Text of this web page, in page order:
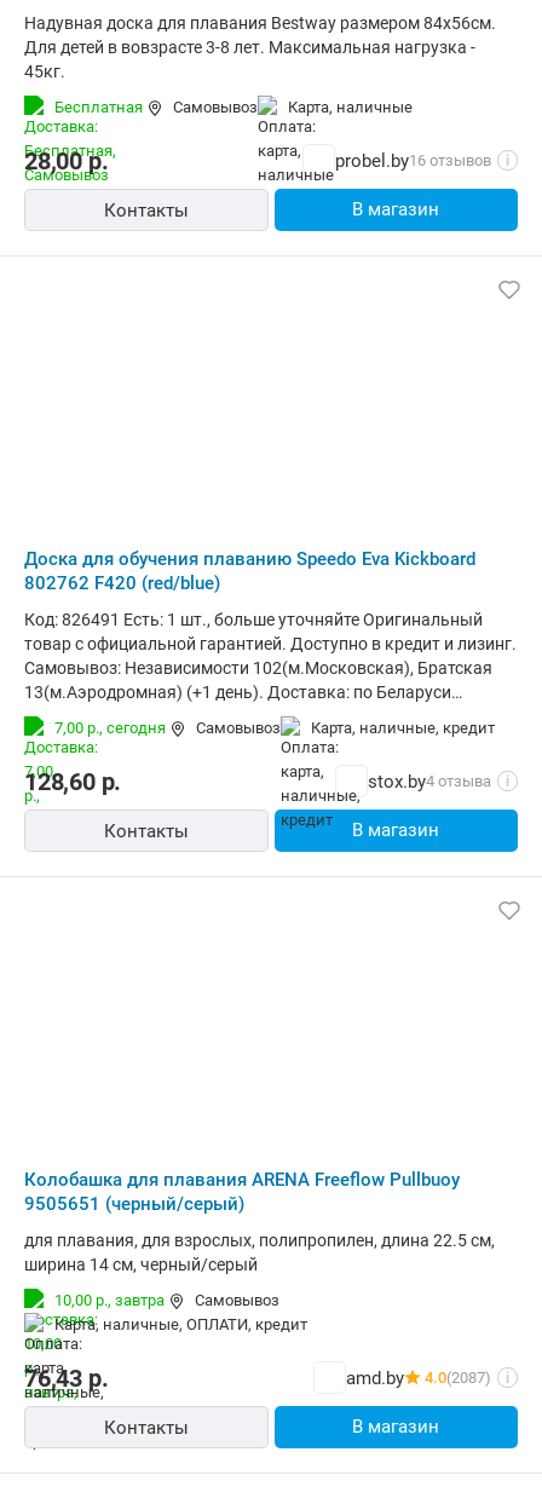
Надувная доска для плавания Bestway размером 84х56см.
Для детей в вовзрасте 3-8 лет. Максимальная нагрузка -
45кг.
Бесплатная Самовывоз карта, наличные
28,00р. probel.by16 отзывов i
Контакты В магазин
Доска для обучения плаванию Speedo Eva Kickboard
802762 F420 (red/blue)
Код: 826491 Есть: 1 шт., больше уточняйте Оригинальный
товар с официальной гарантией. Доступно в кредит и лизинг.
Самовывоз: Независимости 102(м.Московская), Братская
13(м.Аэродромная) (+1 день). Доставка: по Беларуси
курьером (за 1-3 дня) и в отделения Европочты (Минск 1
день, РБ до 4х дней). Корпоративным клиентам: стоимость с
НДС20% (счета от 100руб.)
7,00 р., сегодня Самовывоз карта, наличные, кредит
128,60р. stox.by4 отзыва i
Контакты В магазин
Колобашка для плавания ARENA Freeflow Pullbuoy
9505651 (черный/серый)
для плавания, для взрослых, полипропилен, длина 22.5 см,
ширина 14 см, черный/серый
10,00 р., завтра
Самовывоз
карта, наличные, ОПЛАТИ, кредит
76,43 р. amd.by 4.0(2087) i
Контакты В магазин